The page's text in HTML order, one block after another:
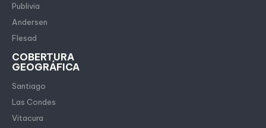
Publivia
Andersen
Flesad
COBERTURA
GEOGRÁFICA
Santiago
Las Condes
Vitacura